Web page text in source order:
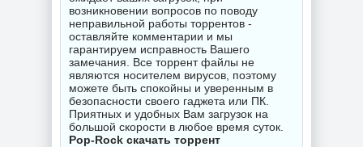
возникновении вопросов по поводу
неправильной работы торрентов -
оставляйте комментарии и мы
гарантируем исправность Вашего
замечания. Все торрент файлы не
являются носителем вирусов, поэтому
можете быть спокойны и уверенным в
безопасности своего гаджета или ПК.
Приятных и удобных Вам загрузок на
большой скорости в любое время суток.
Pop-Rock скачать торрент